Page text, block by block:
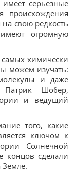
серьезные
происхождения
свою редкость
огромную
химически
можем изучать:
и даже
Патрик Шобер,
и ведущий
того, какие
ключом к
Солнечной
концов сделали